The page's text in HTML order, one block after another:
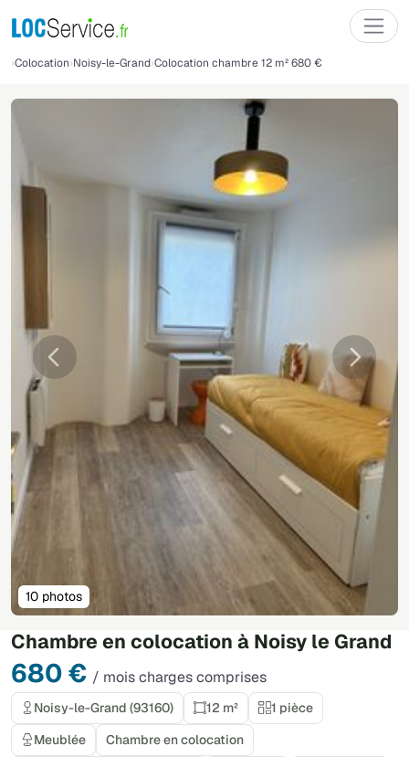
Colocation Noisy-le-Grand Colocation chambre 12 m² 680 €
Chambre en colocation à Noisy le Grand
680 € / mois charges comprises
Précédente
10 photos
Noisy-le-Grand (93160) 12 m²
1 pièce
Meublée
Chambre en colocation